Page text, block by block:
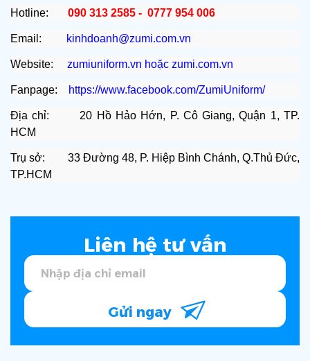
Hotline: 090 313 2585 - 0777 954 006
Email: kinhdoanh@zumi.com.vn
Website: zumiuniform.vn hoặc zumi.com.vn
Fanpage: https://www.facebook.com/ZumiUniform/
Địa chỉ: 20 Hồ Hảo Hớn, P. Cô Giang, Quận 1, TP.
HCM
Trụ sở: 33 Đường 48, P. Hiệp Bình Chánh, Q.Thủ Đức,
TP.HCM
Liên hệ tư vấn
Gửi ngay